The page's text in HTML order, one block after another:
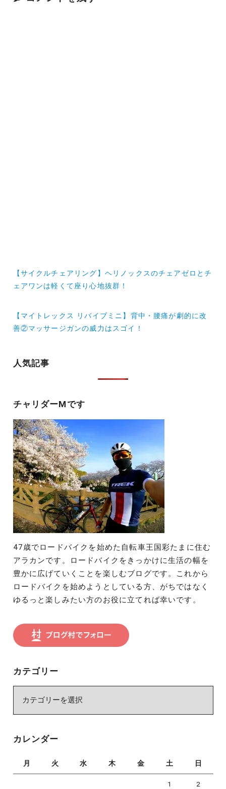
投
稿
ビ
ン
【サイクルチェアリング】ヘリノックスのチェアゼロとチ
ェアワンは軽くて座り心地抜群！
【マイトレックス リバイブミニ】背中・腰痛が劇的に改
善②マッサージガンの威力はスゴイ！
人気記事
チャリダーMです
47歳でロードバイクを始めた自転車王国彩たまに住む
アラカンです。ロードバイクをきっかけに生活の幅を
豊かに広げていくことを楽しむブログです。これから
ロードバイクを始めようとしている方、がちではなく
ゆるっと楽しみたい方のお役に立てれば幸いです。
カテゴリー
ー
カレンダー
月 火 水 木 金 土 日
1 2